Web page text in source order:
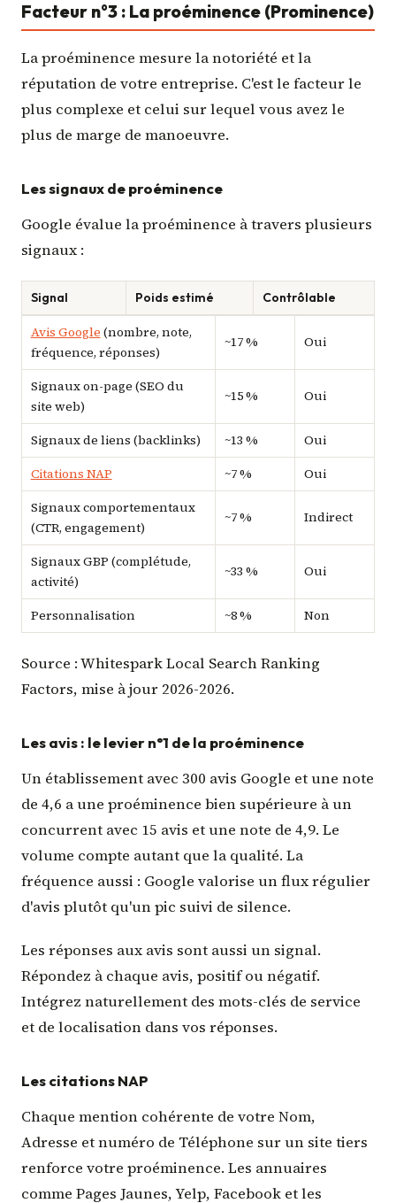
Facteur n°3 : La proéminence (Prominence)
La proéminence mesure la notoriété et la
réputation de votre entreprise. C'est le facteur le
plus complexe et celui sur lequel vous avez le
plus de marge de manoeuvre.
Les signaux de proéminence
Google évalue la proéminence à travers plusieurs
signaux :
Signal Poids estimé Contrôlable
Avis Google (nombre, note,
fréquence, réponses)
~17 % Oui
Signaux on-page (SEO du
site web)
~15 % Oui
Signaux de liens (backlinks) ~13 %
Oui
Citations NAP
~7 %
Oui
Signaux comportementaux
(CTR, engagement)
~7 % Indirect
Signaux GBP (complétude,
activité)
~33 % Oui
Personnalisation ~8 % Non
Source : Whitespark Local Search Ranking
Factors, mise à jour 2026-2026.
Les avis : le levier n°1 de la proéminence
Un établissement avec 300 avis Google et une note
de 4,6 a une proéminence bien supérieure à un
concurrent avec 15 avis et une note de 4,9. Le
volume compte autant que la qualité. La
fréquence aussi : Google valorise un flux régulier
d'avis plutôt qu'un pic suivi de silence.
Les réponses aux avis sont aussi un signal.
Répondez à chaque avis, positif ou négatif.
Intégrez naturellement des mots-clés de service
et de localisation dans vos réponses.
Les citations NAP
Chaque mention cohérente de votre Nom,
Adresse et numéro de Téléphone sur un site tiers
renforce votre proéminence. Les annuaires
comme Pages Jaunes, Yelp, Facebook et les